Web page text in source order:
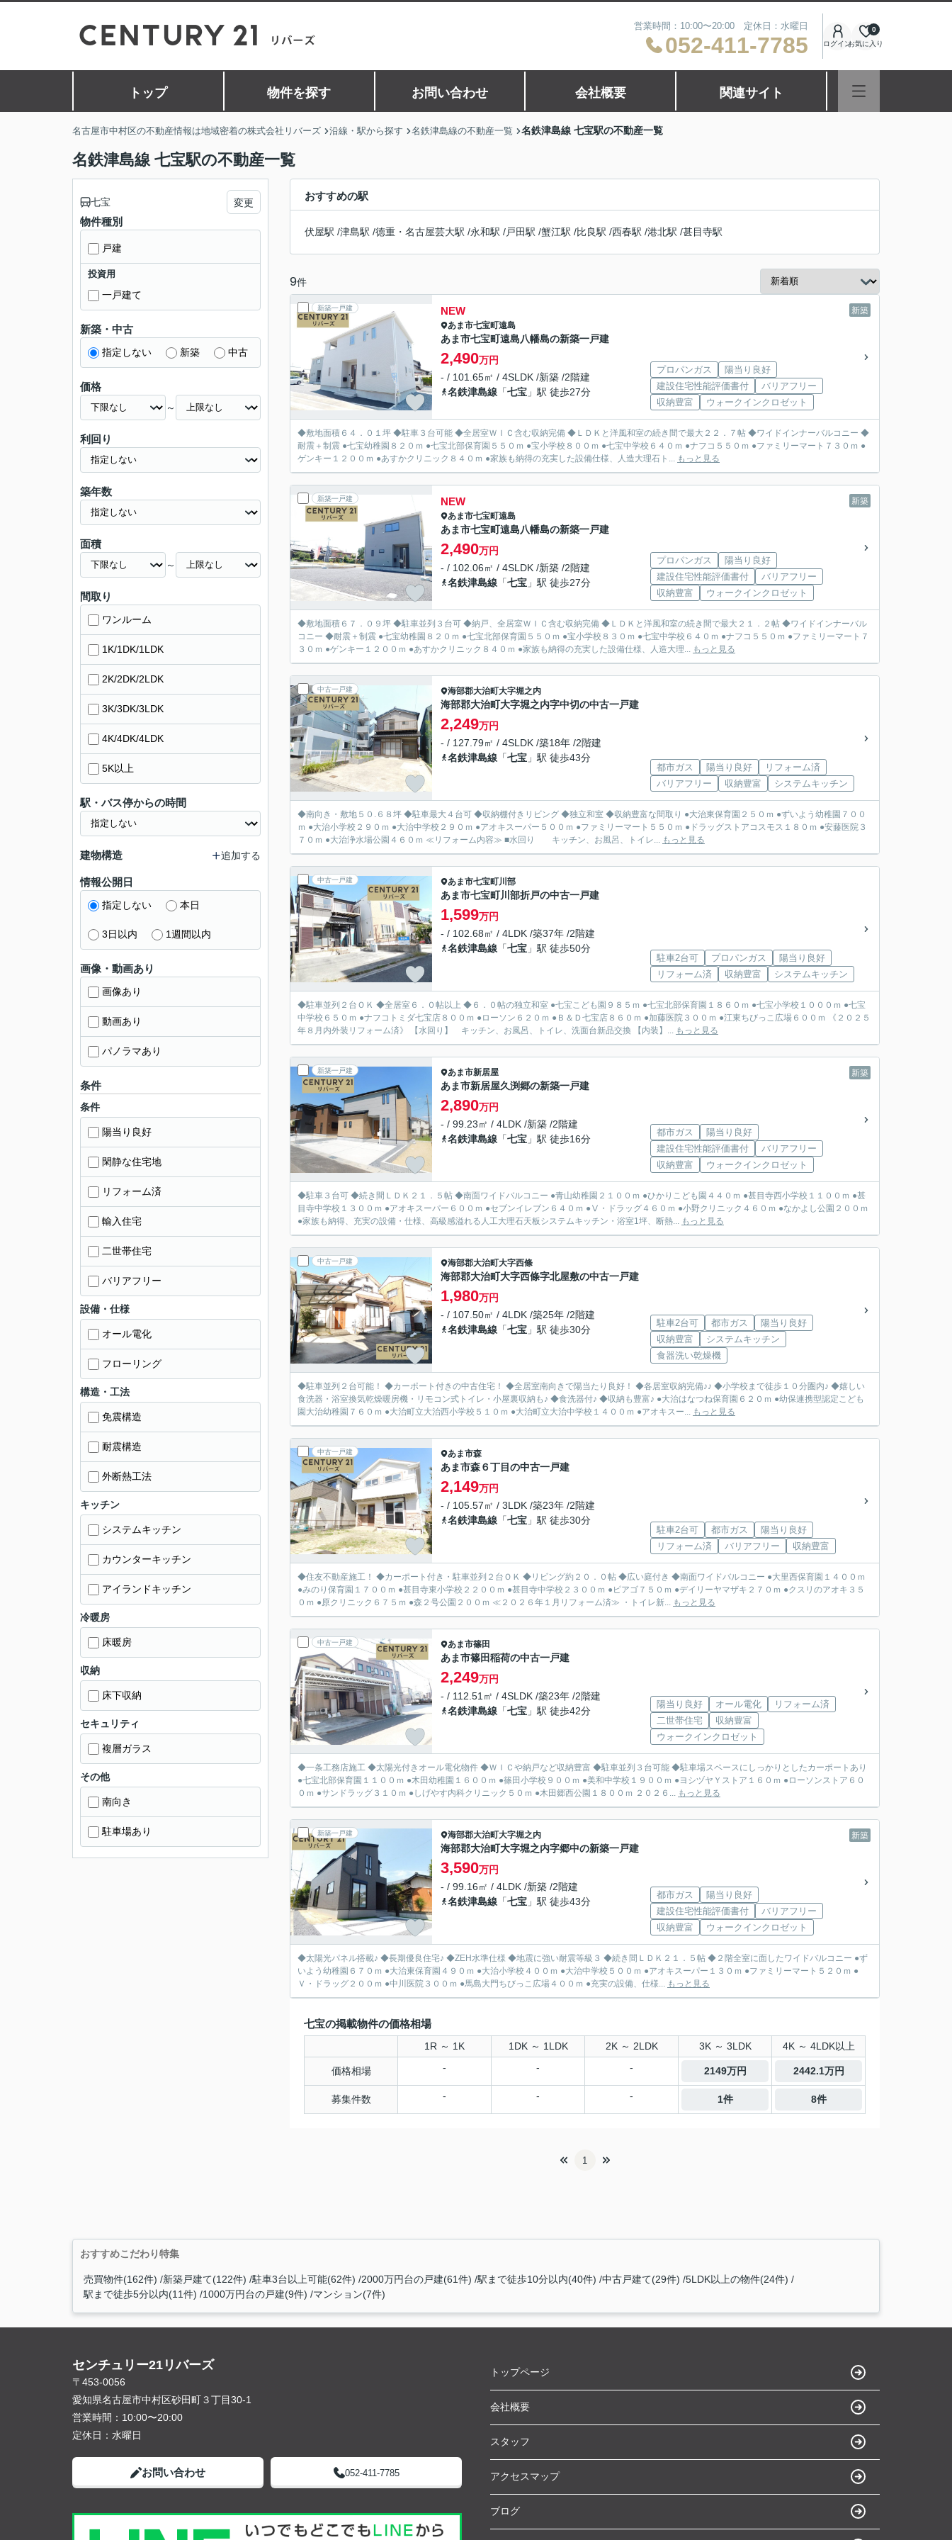
営業時間：10:00〜20:00 定休日：水曜日
052-411-7785 ログインお気に入り
0
トップ 物件を探す お問い合わせ 会社概要 関連サイト
名古屋市中村区の不動産情報は地域密着の株式会社リバーズ 沿線・駅から探す 名鉄津島線の不動産一覧 名鉄津島線 七宝駅の不動産一覧
名鉄津島線 七宝駅の不動産一覧
おすすめの駅
伏屋駅 /津島駅 /徳重・名古屋芸大駅 /永和駅 /戸田駅 /蟹江駅 /比良駅 /西春駅 /港北駅 /甚目寺駅
9件
新築一戸建 新築
NEW
あま市七宝町遠島
あま市七宝町遠島八幡島の新築一戸建
2,490万円
- / 101.65㎡ / 4SLDK /新築 /2階建
名鉄津島線 「七宝 」駅 徒歩27分
プロパンガス
陽当り良好
建設住宅性能評価書付
バリアフリー
収納豊富
ウォークインクロゼット
◆敷地面積６４．０１坪 ◆駐車３台可能 ◆全居室ＷＩＣ含む収納完備 ◆ＬＤＫと洋風和室の続き間で最大２２．７帖 ◆ワイドインナーバルコニー ◆
耐震＋制震 ●七宝幼稚園８２０ｍ ●七宝北部保育園５５０ｍ ●宝小学校８００ｍ ●七宝中学校６４０ｍ ●ナフコ５５０ｍ ●ファミリーマート７３０ｍ ●
ゲンキー１２００ｍ ●あすかクリニック８４０ｍ ●家族も納得の充実した設備仕様、人造大理石ト... もっと見る
新築一戸建 新築
NEW
あま市七宝町遠島
あま市七宝町遠島八幡島の新築一戸建
2,490万円
- / 102.06㎡ / 4SLDK /新築 /2階建
名鉄津島線 「七宝 」駅 徒歩27分
プロパンガス
陽当り良好
建設住宅性能評価書付
バリアフリー
収納豊富
ウォークインクロゼット
◆敷地面積６７．０９坪 ◆駐車並列３台可 ◆納戸、全居室ＷＩＣ含む収納完備 ◆ＬＤＫと洋風和室の続き間で最大２１．２帖 ◆ワイドインナーバル
コニー ◆耐震＋制震 ●七宝幼稚園８２０ｍ ●七宝北部保育園５５０ｍ ●宝小学校８３０ｍ ●七宝中学校６４０ｍ ●ナフコ５５０ｍ ●ファミリーマート７
３０ｍ ●ゲンキー１２００ｍ ●あすかクリニック８４０ｍ ●家族も納得の充実した設備仕様、人造大理... もっと見る
中古一戸建 海部郡大治町大字堀之内
海部郡大治町大字堀之内字中切の中古一戸建
2,249万円
- / 127.79㎡ / 4SLDK /築18年 /2階建
名鉄津島線 「七宝 」駅 徒歩43分
都市ガス 陽当り良好
リフォーム済
バリアフリー
収納豊富 システムキッチン
◆南向き・敷地５０.６８坪 ◆駐車最大４台可 ◆収納棚付きリビング ◆独立和室 ◆収納豊富な間取り ●大治東保育園２５０ｍ ●ずいよう幼稚園７００
ｍ ●大治小学校２９０ｍ ●大治中学校２９０ｍ ●アオキスーパー５００ｍ ●ファミリーマート５５０ｍ ●ドラッグストアコスモス１８０ｍ ●安藤医院３
７０ｍ ●大治浄水場公園４６０ｍ ≪リフォーム内容≫ ■水回り キッチン、お風呂、トイレ... もっと見る
中古一戸建 あま市七宝町川部
あま市七宝町川部折戸の中古一戸建
1,599万円
- / 102.68㎡ / 4LDK /築37年 /2階建
名鉄津島線 「七宝 」駅 徒歩50分
駐車2台可 プロパンガス
陽当り良好
リフォーム済
収納豊富 システムキッチン
◆駐車並列２台ＯＫ ◆全居室６．０帖以上 ◆６．０帖の独立和室 ●七宝こども園９８５ｍ ●七宝北部保育園１８６０ｍ ●七宝小学校１０００ｍ ●七宝
中学校６５０ｍ ●ナフコトミダ七宝店８００ｍ ●ローソン６２０ｍ ●Ｂ＆Ｄ七宝店８６０ｍ ●加藤医院３００ｍ ●江東ちびっこ広場６００ｍ 《２０２５
年８月内外装リフォーム済》 【水回り】 キッチン、お風呂、トイレ、洗面台新品交換 【内装】... もっと見る
新築一戸建 新築
あま市新居屋
あま市新居屋久渕郷の新築一戸建
2,890万円
- / 99.23㎡ / 4LDK /新築 /2階建
名鉄津島線 「七宝 」駅 徒歩16分
都市ガス
陽当り良好
建設住宅性能評価書付
バリアフリー
収納豊富
ウォークインクロゼット
◆駐車３台可 ◆続き間ＬＤＫ２１．５帖 ◆南面ワイドバルコニー ●青山幼稚園２１００ｍ ●ひかりこども園４４０ｍ ●甚目寺西小学校１１００ｍ ●甚
目寺中学校１３００ｍ ●アオキスーパー６００ｍ ●セブンイレブン６４０ｍ ●Ⅴ・ドラッグ４６０ｍ ●小野クリニック４６０ｍ ●なかよし公園２００ｍ
●家族も納得、充実の設備・仕様、高級感溢れる人工大理石天板システムキッチン・浴室1坪、断熱... もっと見る
中古一戸建 海部郡大治町大字西條
海部郡大治町大字西條字北屋敷の中古一戸建
1,980万円
- / 107.50㎡ / 4LDK /築25年 /2階建
名鉄津島線 「七宝 」駅 徒歩30分
駐車2台可 都市ガス
陽当り良好
収納豊富
システムキッチン
食器洗い乾燥機
◆駐車並列２台可能！ ◆カーポート付きの中古住宅！ ◆全居室南向きで陽当たり良好！ ◆各居室収納完備♪♪ ◆小学校まで徒歩１０分圏内♪ ◆嬉しい
食洗器・浴室換気乾燥暖房機・リモコン式トイレ・小屋裏収納も♪ ◆食洗器付♪ ◆収納も豊富♪ ●大治はなつね保育園６２０ｍ ●幼保連携型認定こども
園大治幼稚園７６０ｍ ●大治町立大治西小学校５１０ｍ ●大治町立大治中学校１４００ｍ ●アオキスー... もっと見る
中古一戸建 あま市森
あま市森６丁目の中古一戸建
2,149万円
- / 105.57㎡ / 3LDK /築23年 /2階建
名鉄津島線 「七宝 」駅 徒歩30分
駐車2台可 都市ガス
陽当り良好
リフォーム済
バリアフリー 収納豊富
◆住友不動産施工！ ◆カーポート付き・駐車並列２台ＯＫ ◆リビング約２０．０帖 ◆広い庭付き ◆南面ワイドバルコニー ●大里西保育園１４００ｍ
●みのり保育園１７００ｍ ●甚目寺東小学校２２００ｍ ●甚目寺中学校２３００ｍ ●ピアゴ７５０ｍ ●デイリーヤマザキ２７０ｍ ●クスリのアオキ３５
０ｍ ●原クリニック６７５ｍ ●森２号公園２００ｍ ≪２０２６年１月リフォーム済≫ ・トイレ新... もっと見る
中古一戸建 あま市篠田
あま市篠田稲荷の中古一戸建
2,249万円
- / 112.51㎡ / 4SLDK /築23年 /2階建
名鉄津島線 「七宝 」駅 徒歩42分
陽当り良好 オール電化
リフォーム済
二世帯住宅
収納豊富
ウォークインクロゼット
◆一条工務店施工 ◆太陽光付きオール電化物件 ◆ＷＩＣや納戸など収納豊富 ◆駐車並列３台可能 ◆駐車場スペースにしっかりとしたカーポートあり
●七宝北部保育園１１００ｍ ●木田幼稚園１６００ｍ ●篠田小学校９００ｍ ●美和中学校１９００ｍ ●ヨシヅヤＹストア１６０ｍ ●ローソンストア６０
０ｍ ●サンドラッグ３１０ｍ ●しげやす内科クリニック５０ｍ ●木田郷西公園１８００ｍ ２０２６... もっと見る
新築一戸建 新築
海部郡大治町大字堀之内
海部郡大治町大字堀之内字郷中の新築一戸建
3,590万円
- / 99.16㎡ / 4LDK /新築 /2階建
名鉄津島線 「七宝 」駅 徒歩43分
都市ガス
陽当り良好
建設住宅性能評価書付
バリアフリー
収納豊富
ウォークインクロゼット
◆太陽光パネル搭載♪ ◆長期優良住宅♪ ◆ZEH水準仕様 ◆地震に強い耐震等級３ ◆続き間ＬＤＫ２１．５帖 ◆２階全室に面したワイドバルコニー ●ず
いよう幼稚園６７０ｍ ●大治東保育園４９０ｍ ●大治小学校４００ｍ ●大治中学校５００ｍ ●アオキスーパー１３０ｍ ●ファミリーマート５２０ｍ ●
Ｖ・ドラッグ２００ｍ ●中川医院３００ｍ ●馬島大門ちびっこ広場４００ｍ ●充実の設備、仕様... もっと見る
七宝の掲載物件の価格相場
1R ～ 1K 1DK ～ 1LDK 2K ～ 2LDK 3K ～ 3LDK 4K ～ 4LDK以上
価格相場 - - - 2149万円 2442.1万円
募集件数 - - - 1件 8件
1
七宝 変更
物件種別
戸建
投資用
一戸建て
新築・中古
指定しない 新築 中古
価格
～
利回り
築年数
面積
～
間取り
ワンルーム
1K/1DK/1LDK
2K/2DK/2LDK
3K/3DK/3LDK
4K/4DK/4LDK
5K以上
駅・バス停からの時間
建物構造 追加する
情報公開日
指定しない 本日
3日以内 1週間以内
画像・動画あり
画像あり
動画あり
パノラマあり
条件
条件
陽当り良好
閑静な住宅地
リフォーム済
輸入住宅
二世帯住宅
バリアフリー
設備・仕様
オール電化
フローリング
構造・工法
免震構造
耐震構造
外断熱工法
キッチン
システムキッチン
カウンターキッチン
アイランドキッチン
冷暖房
床暖房
収納
床下収納
セキュリティ
複層ガラス
その他
南向き
駐車場あり
おすすめこだわり特集
売買物件(162件) 新築戸建て(122件) 駐車3台以上可能(62件) 2000万円台の戸建(61件) 駅まで徒歩10分以内(40件) 中古戸建て(29件) 5LDK以上の物件(24件)
駅まで徒歩5分以内(11件)
1000万円台の戸建(9件) マンション(7件)
センチュリー21リバーズ
〒453-0056
愛知県名古屋市中村区砂田町３丁目30-1
営業時間： 10:00〜20:00
定休日： 水曜日
お問い合わせ 052-411-7785
トップページ
会社概要
スタッフ
アクセスマップ
ブログ